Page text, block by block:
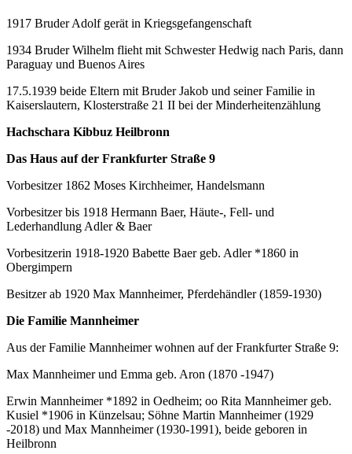
1917 Bruder Adolf gerät in Kriegsgefangenschaft
1934 Bruder Wilhelm flieht mit Schwester Hedwig nach Paris, dann
Paraguay und Buenos Aires
17.5.1939 beide Eltern mit Bruder Jakob und seiner Familie in
Kaiserslautern, Klosterstraße 21 II bei der Minderheitenzählung
Hachschara Kibbuz Heilbronn
Das Haus auf der Frankfurter Straße 9
Vorbesitzer 1862 Moses Kirchheimer, Handelsmann
Vorbesitzer bis 1918 Hermann Baer, Häute-, Fell- und
Lederhandlung Adler & Baer
Vorbesitzerin 1918-1920 Babette Baer geb. Adler *1860 in
Obergimpern
Besitzer ab 1920 Max Mannheimer, Pferdehändler (1859-1930)
Die Familie Mannheimer
Aus der Familie Mannheimer wohnen auf der Frankfurter Straße 9:
Max Mannheimer und Emma geb. Aron (1870 -1947)
Erwin Mannheimer *1892 in Oedheim; oo Rita Mannheimer geb.
Kusiel *1906 in Künzelsau; Söhne Martin Mannheimer (1929
-2018) und Max Mannheimer (1930-1991), beide geboren in
Heilbronn